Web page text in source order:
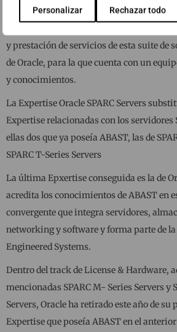
Personalizar Rechazar todo
La Expertise en Oracle E-Business Suite
y prestación de servicios de esta suite de
de Oracle, para la que cuenta con un
y conocimientos.
La Expertise Oracle SPARC Servers
Expertise relacionadas con los servidores
ellas dos que ya poseía ABAST, las de
SPARC T-Series Servers
La última Epxertise conseguida es la de
acredita los conocimientos de ABAST en
convergente que integra servidores,
networking y software y forma parte de
Engineered Systems.
Dentro del track de License & Hardware,
mencionadas SPARC M- Series Servers y
Servers, Oracle ha retirado este año de su
Expertise que poseía ABAST en el